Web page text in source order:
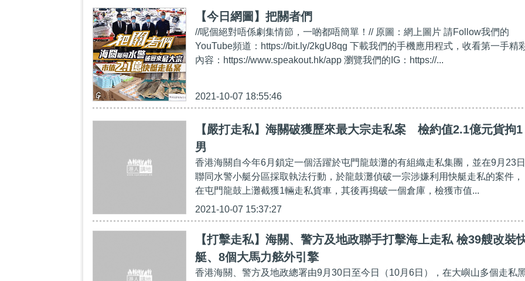
【今日網圖】把關者們
//呢個絕對唔係劇集情節，一啲都唔簡單！// 原圖：網上圖片 請Follow我們的
YouTube頻道：https://bit.ly/2kgU8qg 下載我們的手機應用程式，收看第一手精
內容：https://www.speakout.hk/app 瀏覽我們的IG：https://...
2021-10-07 18:55:46
【嚴打走私】海關破獲歷來最大宗走私案 檢約值2.1億元貨拘1
男
香港海關自今年6月鎖定一個活躍於屯門龍鼓灘的有組織走私集團，並在9月23日
聯同水警小艇分區採取執法行動，於龍鼓灘偵破一宗涉嫌利用快艇走私的案件，
在屯門龍鼓上灘截獲1輛走私貨車，其後再搗破一個倉庫，檢獲市值...
2021-10-07 15:37:27
【打擊走私】海關、警方及地政聯手打擊海上走私 檢39艘改裝
艇、8個大馬力舷外引擎
香港海關、警方及地政總署由9月30日至今日（10月6日），在大嶼山多個走私